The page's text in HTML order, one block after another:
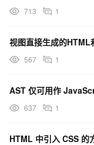
713 1
视图直接生成的HTML
567 1
637 1
HTML 中引入 CSS 的